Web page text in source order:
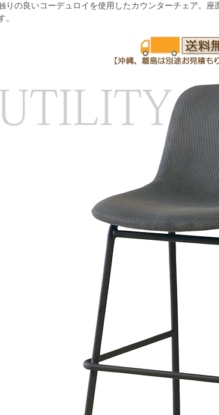
りの良いコーデュロイを使用したカウンターチェア。
。